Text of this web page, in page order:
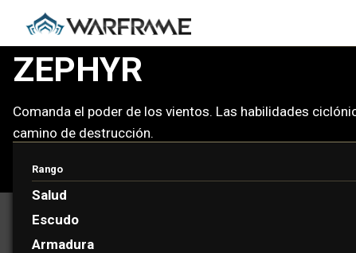
ZEPHYR
Comanda el poder de los vientos. Las habilidades
camino de destrucción.
Rango
Salud
Escudo
Armadura